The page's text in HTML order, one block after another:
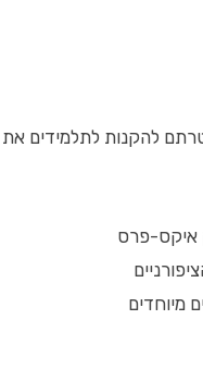
להקנות לתלמידים
איקס-פרס
מיוחדים